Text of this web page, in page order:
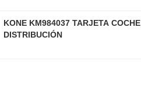
KONE KM984037 TARJETA COCHE
DISTRIBUCIÓN